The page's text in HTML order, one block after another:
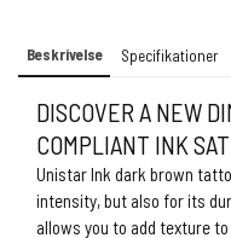
Beskrivelse Specifikationer
DISCOVER A NEW
COMPLIANT INK
Unistar Ink dark brown
intensity, but also for its
allows you to add texture